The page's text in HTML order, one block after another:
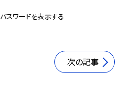
パスワードを表示する
次の記事